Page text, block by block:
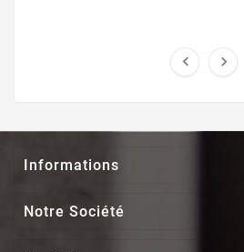
 
Informations
Notre Société